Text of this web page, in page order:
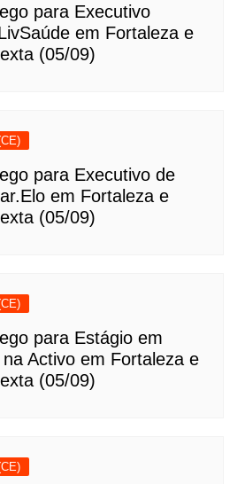
para Executivo
em Fortaleza e
(05/09)
para Executivo de
em Fortaleza e
(05/09)
para Estágio em
Activo em Fortaleza e
(05/09)